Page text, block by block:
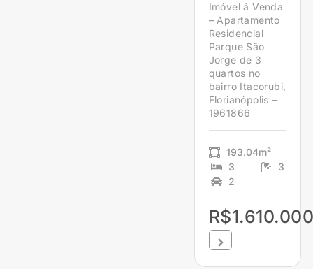
Imóvel á Venda
– Apartamento
Residencial
Parque São
Jorge de 3
quartos no
bairro Itacorubi,
Florianópolis –
1961866
193.04m²
3
3
2